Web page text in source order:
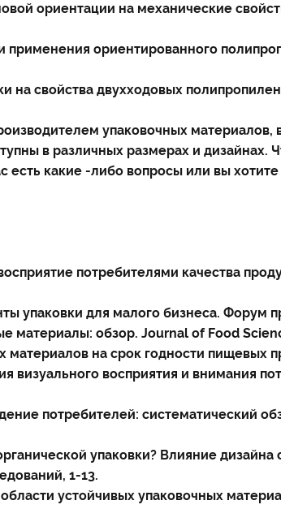
ориентации на механические
применения ориентированного
на свойства двухходовых
упаковочных материалов,
в различных размерах и дизайнах.
есть какие -либо вопросы или вы
потребителями качества
упаковки для малого бизнеса. Форум
материалы: обзор. Journal of Food
материалов на срок годности пищевых
визуального восприятия и внимания
потребителей: систематический
упаковки? Влияние
1-13.
области устойчивых упаковочных